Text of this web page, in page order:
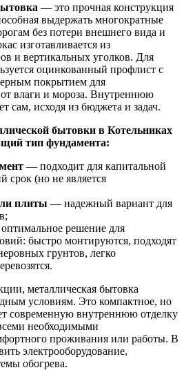
— это прочная конструкция
выдержать многократные
без потери внешнего вида и
изготавливается из
и вертикальных уголков. Для
оцинкованный профлист с
покрытием для
влаги и мороза. Внутреннюю
сам, исходя из бюджета и задач.
бытовки в Котельниках
тип фундамента:
— подходит для капитальной
срок (но не является
плиты — надежный вариант для
решение для
быстро монтируются, подходят
грунтов, легко
металлическая бытовка
условиям. Это компактное, но
современную внутреннюю отделку
необходимыми
проживания или работы. В
электрооборудование,
обогрева.